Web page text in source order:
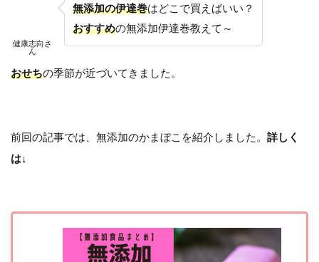
健康志向さ
ん
無添加の伊達巻はどこで買えばいい？
おすすめの無添加伊達巻教えて～
おせちの季節が近づいてきました。
前回の記事では、無添加のかまぼこを紹介しました。 詳しく
は↓